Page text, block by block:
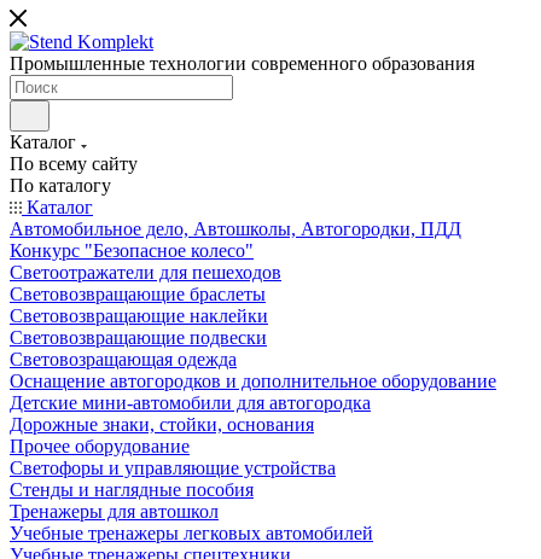
Промышленные технологии современного образования
Каталог
По всему сайту
По каталогу
Каталог
Автомобильное дело, Автошколы, Автогородки, ПДД
Конкурс "Безопасное колесо"
Светоотражатели для пешеходов
Световозвращающие браслеты
Световозвращающие наклейки
Световозвращающие подвески
Световозращающая одежда
Оснащение автогородков и дополнительное оборудование
Детские мини-автомобили для автогородка
Дорожные знаки, стойки, основания
Прочее оборудование
Светофоры и управляющие устройства
Стенды и наглядные пособия
Тренажеры для автошкол
Учебные тренажеры легковых автомобилей
Учебные тренажеры спецтехники